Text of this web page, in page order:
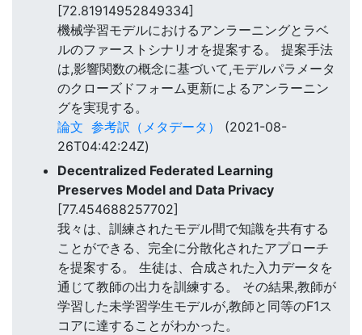
[72.81914952849334]
機械学習モデルにおけるアンラーニングとラベ
ルのファーストシナリオを提案する。 提案手法
は,影響関数の概念に基づいて,モデルパラメータ
のクローズドフォーム更新によるアンラーニン
グを実現する。
論文 参考訳（メタデータ）
(2021-08-
26T04:42:24Z)
Decentralized Federated Learning
Preserves Model and Data Privacy
[77.454688257702]
我々は、訓練されたモデル間で知識を共有する
ことができる、完全に分散化されたアプローチ
を提案する。 生徒は、合成された入力データを
通じて教師の出力を訓練する。 その結果,教師が
学習した未学習学生モデルが,教師と同等のF1ス
コアに達することがわかった。